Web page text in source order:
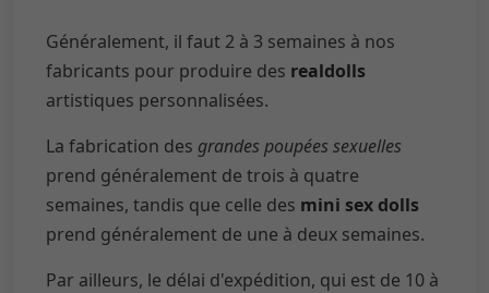
Généralement, il faut 2 à 3 semaines à nos
fabricants pour produire des realdolls
artistiques personnalisées.
La fabrication des grandes poupées sexuelles
prend généralement de trois à quatre
semaines, tandis que celle des mini sex dolls
prend généralement de une à deux semaines.
Par ailleurs, le délai d'expédition, qui est de 10 à